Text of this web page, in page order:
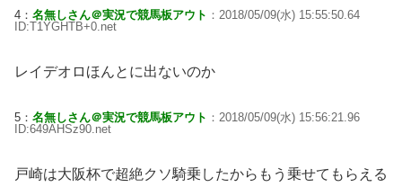
4： 名無しさん＠実況で競馬板アウト ：2018/05/09(水) 15:55:50.64
ID:T1YGHTB+0.net
レイデオロほんとに出ないのか
5： 名無しさん＠実況で競馬板アウト ：2018/05/09(水) 15:56:21.96
ID:649AHSz90.net
戸崎は大阪杯で超絶クソ騎乗したからもう乗せてもらえる